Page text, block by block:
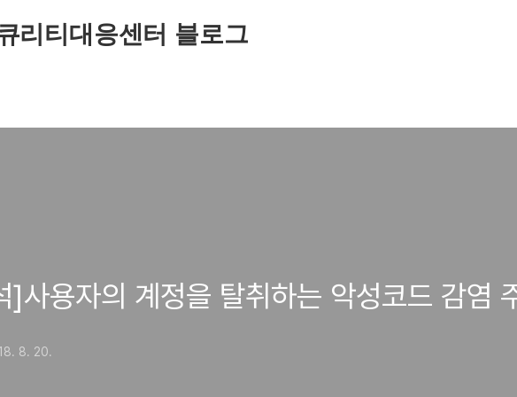
리티대응센터 블로그
]사용자의 계정을 탈취하는 악성코드 감염
8. 20.